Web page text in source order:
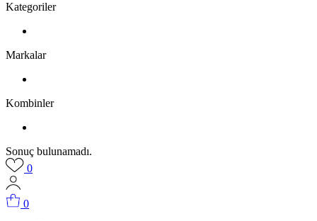
Kategoriler
Markalar
Kombinler
Sonuç bulunamadı.
0
0